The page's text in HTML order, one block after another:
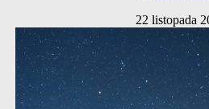
22 listopada